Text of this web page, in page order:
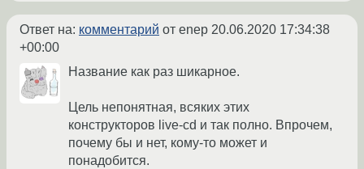
Ответ на: комментарий от enep 20.06.2020 17:34:38
+00:00
Название как раз шикарное.
Цель непонятная, всяких этих
конструкторов live-cd и так полно. Впрочем,
почему бы и нет, кому-то может и
понадобится.